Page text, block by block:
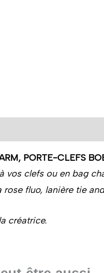
PORTE-CLEFS
vos clefs ou en bag
rose fluo, lanière tie
créatrice.